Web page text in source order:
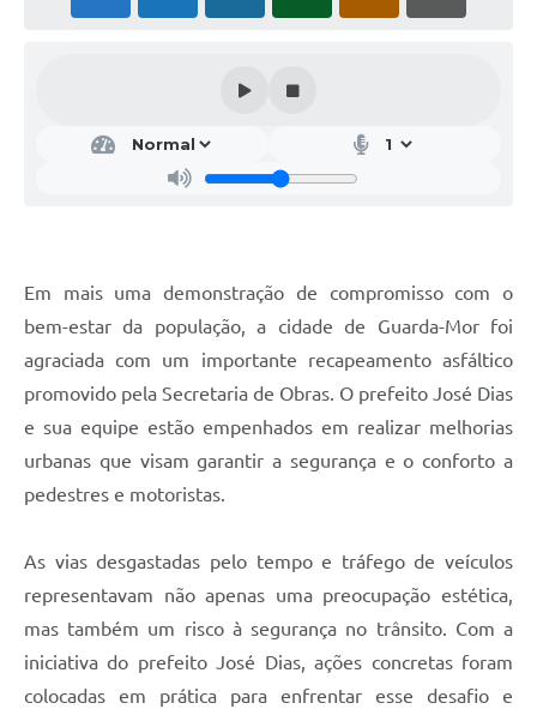
Em mais uma demonstração de compromisso com o
bem-estar da população, a cidade de Guarda-Mor foi
agraciada com um importante recapeamento asfáltico
promovido pela Secretaria de Obras. O prefeito José Dias
e sua equipe estão empenhados em realizar melhorias
urbanas que visam garantir a segurança e o conforto a
pedestres e motoristas.
As vias desgastadas pelo tempo e tráfego de veículos
representavam não apenas uma preocupação estética,
mas também um risco à segurança no trânsito. Com a
iniciativa do prefeito José Dias, ações concretas foram
colocadas em prática para enfrentar esse desafio e